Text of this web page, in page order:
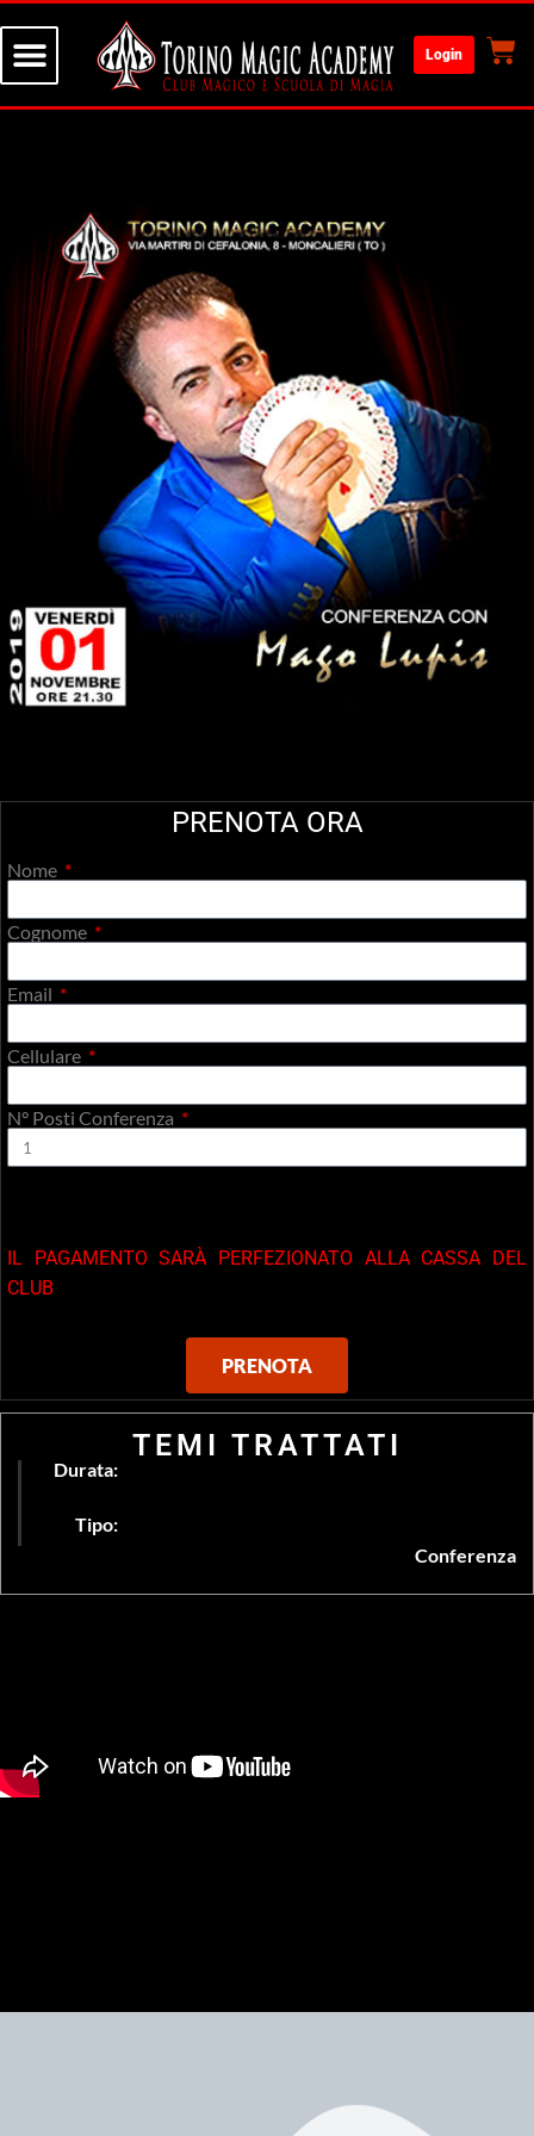
Login
PRENOTA ORA
Nome
Cognome
Email
Cellulare
N° Posti Conferenza
IL PAGAMENTO SARÀ PERFEZIONATO ALLA CASSA DEL
CLUB
PRENOTA
TEMI TRATTATI
Durata:
Tipo:
Conferenza